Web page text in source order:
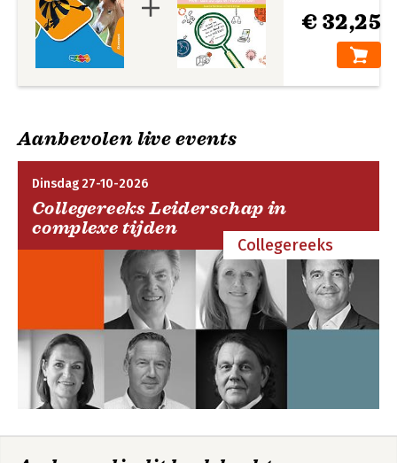
€ 32,25
Aanbevolen live events
Dinsdag 27-10-2026
Collegereeks Leiderschap in
complexe tijden
Collegereeks